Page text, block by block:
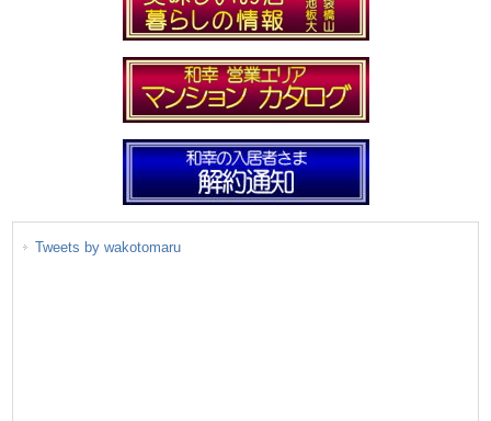
Tweets by wakotomaru